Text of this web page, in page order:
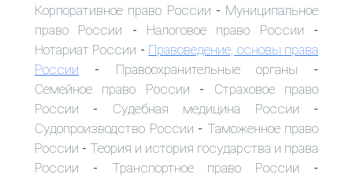
Корпоративное право России - Муниципальное
право России - Налоговое право России -
Нотариат России - Правоведение, основы права
России - Правоохранительные органы -
Семейное право России - Страховое право
России - Судебная медицина России -
Судопроизводство России - Таможенное право
России - Теория и история государства и права
России - Транспортное право России -